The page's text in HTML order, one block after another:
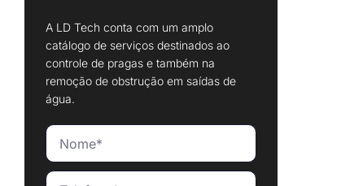
A LD Tech conta com um amplo
catálogo de serviços destinados ao
controle de pragas e também na
remoção de obstrução em saídas de
água.